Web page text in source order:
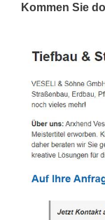
Kommen Sie